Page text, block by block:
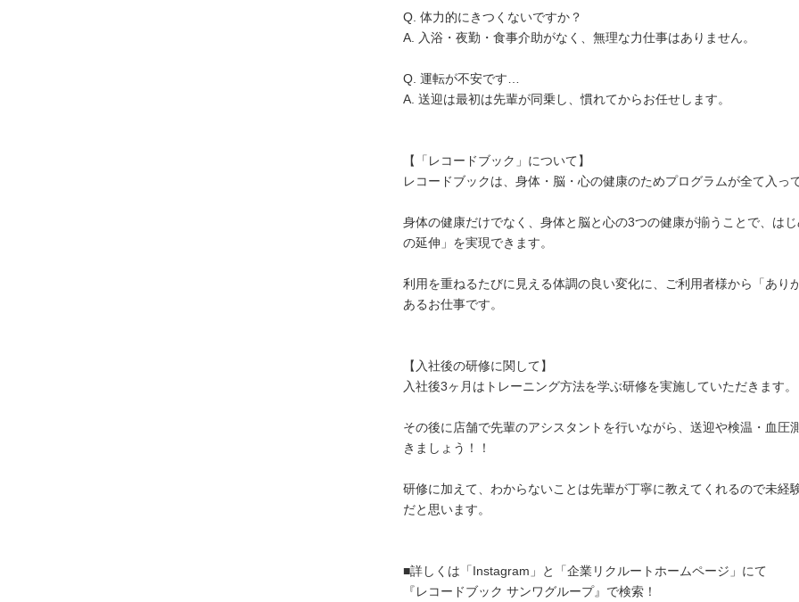
Q. 体力的にきつくないですか？
A. 入浴・夜勤・食事介助がなく、無理な力仕事はありません。
Q. 運転が不安です…
A. 送迎は最初は先輩が同乗し、慣れてからお任せします。
【「レコードブック」について】
レコードブックは、身体・脳・心の健康のためプログラムが全て入っ
身体の健康だけでなく、身体と脳と心の3つの健康が揃うことで、は
の延伸」を実現できます。
利用を重ねるたびに見える体調の良い変化に、ご利用者様から「あり
あるお仕事です。
【入社後の研修に関して】
入社後3ヶ月はトレーニング方法を学ぶ研修を実施していただきます。
その後に店舗で先輩のアシスタントを行いながら、送迎や検温・血圧
きましょう！！
研修に加えて、わからないことは先輩が丁寧に教えてくれるので未経
だと思います。
■詳しくは「Instagram」と「企業リクルートホームページ」にて
『レコードブック サンワグループ』で検索！